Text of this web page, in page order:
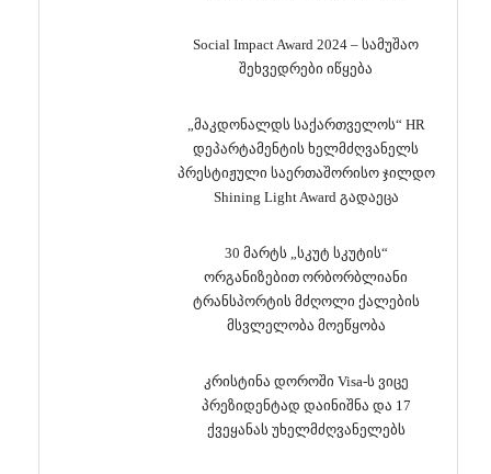
Social Impact Award 2024 – სამუშაო
შეხვედრები იწყება
„მაკდონალდს საქართველოს“ HR
დეპარტამენტის ხელმძღვანელს
პრესტიჟული საერთაშორისო ჯილდო
Shining Light Award გადაეცა
30 მარტს „სკუტ სკუტის“
ორგანიზებით ორბორბლიანი
ტრანსპორტის მძღოლი ქალების
მსვლელობა მოეწყობა
კრისტინა დოროში Visa-ს ვიცე
პრეზიდენტად დაინიშნა და 17
ქვეყანას უხელმძღვანელებს